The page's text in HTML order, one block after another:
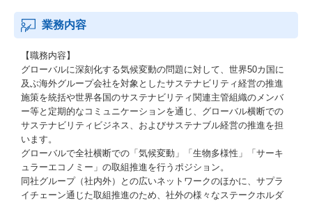
業務内容
【職務内容】
グローバルに深刻化する気候変動の問題に対して、世界50カ国に
及ぶ海外グループ会社を対象としたサステナビリティ経営の推進
施策を統括や世界各国のサステナビリティ関連主管組織のメンバ
ー等と定期的なコミュニケーションを通じ、グローバル横断での
サステナビリティビジネス、およびサステナブル経営の推進を担
います。
グローバルで全社横断での「気候変動」「生物多様性」「サーキ
ュラーエコノミー」の取組推進を行うポジション。
同社グループ（社内外）との広いネットワークのほかに、サプラ
イチェーン通じた取組推進のため、社外の様々なステークホルダ